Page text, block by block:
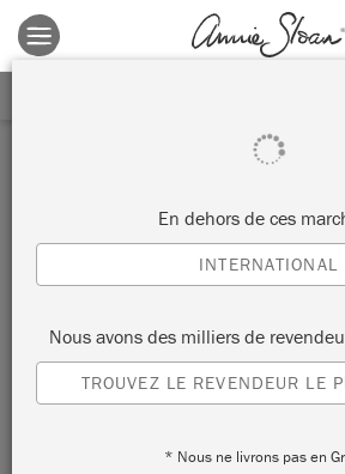
Les conditions générales s'appliquent.
détails.
Abonnez-vous à notre
Inscrivez-vous et bénéficiez de 10% de
première commande.
En dehors de ces
INTERNATIONAL
Nous avons des milliers de
TROUVEZ LE REVENDEUR LE
* Nous ne livrons pas en